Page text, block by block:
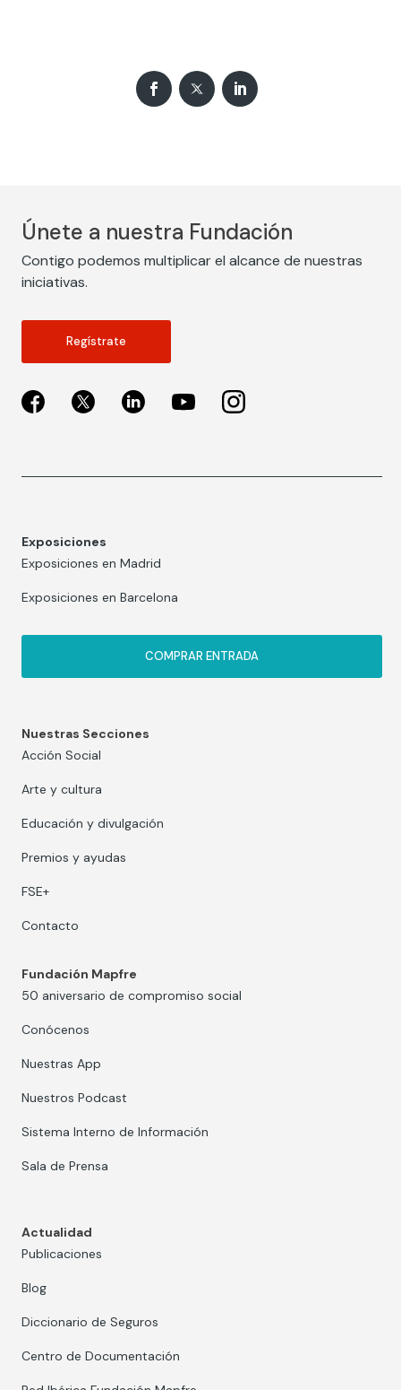
Únete a nuestra Fundación
Contigo podemos multiplicar el alcance de nuestras
iniciativas.
Regístrate
Exposiciones
Exposiciones en Madrid
Exposiciones en Barcelona
COMPRAR ENTRADA
Nuestras Secciones
Acción Social
Arte y cultura
Educación y divulgación
Premios y ayudas
FSE+
Contacto
Fundación Mapfre
50 aniversario de compromiso social
Conócenos
Nuestras App
Nuestros Podcast
Sistema Interno de Información
Sala de Prensa
Actualidad
Publicaciones
Blog
Diccionario de Seguros
Centro de Documentación